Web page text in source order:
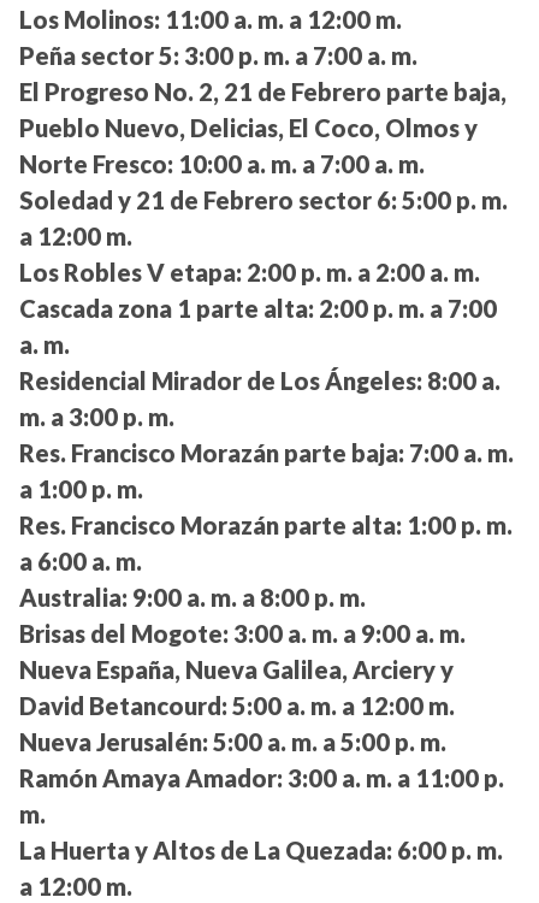
Los Molinos: 11:00 a. m. a 12:00 m.
Peña sector 5: 3:00 p. m. a 7:00 a. m.
El Progreso No. 2, 21 de Febrero parte baja,
Pueblo Nuevo, Delicias, El Coco, Olmos y
Norte Fresco: 10:00 a. m. a 7:00 a. m.
Soledad y 21 de Febrero sector 6: 5:00 p. m.
a 12:00 m.
Los Robles V etapa: 2:00 p. m. a 2:00 a. m.
Cascada zona 1 parte alta: 2:00 p. m. a 7:00
a. m.
Residencial Mirador de Los Ángeles: 8:00 a.
m. a 3:00 p. m.
Res. Francisco Morazán parte baja: 7:00 a. m.
a 1:00 p. m.
Res. Francisco Morazán parte alta: 1:00 p. m.
a 6:00 a. m.
Australia: 9:00 a. m. a 8:00 p. m.
Brisas del Mogote: 3:00 a. m. a 9:00 a. m.
Nueva España, Nueva Galilea, Arciery y
David Betancourd: 5:00 a. m. a 12:00 m.
Nueva Jerusalén: 5:00 a. m. a 5:00 p. m.
Ramón Amaya Amador: 3:00 a. m. a 11:00 p.
m.
La Huerta y Altos de La Quezada: 6:00 p. m.
a 12:00 m.